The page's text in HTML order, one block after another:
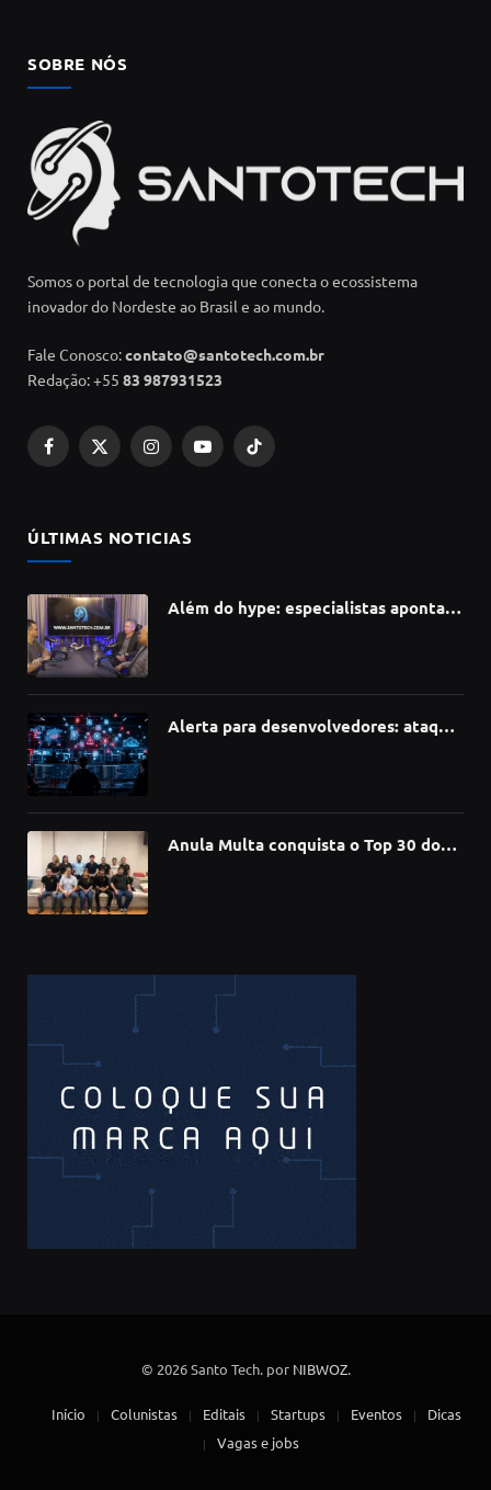
SOBRE NÓS
Somos o portal de tecnologia que conecta o ecossistema
inovador do Nordeste ao Brasil e ao mundo.
Fale Conosco:contato@santotech.com.br
Redação: +55 83 987931523
Facebook
X
InstagramYouTubeTikTok
ÚLTIMAS NOTICIAS
Além do hype: especialistas apontam
Alerta para desenvolvedores: ataque
Anula Multa conquista o Top 30 do
© 2026 Santo Tech. por NIBWOZ.
Início Colunistas Editais Startups Eventos
Dicas
Vagas e jobs